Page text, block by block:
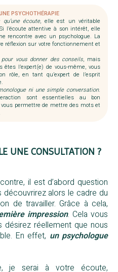
PSYCHOTHÉRAPIE
écoute, elle est un véritable
l’écoute attentive à son intérêt, elle
rencontre avec un psychologue. La
réflexion sur votre fonctionnement et
vous donner des conseils, mais
l’expert(e) de vous-même, vous
rôle, en tant qu’expert de l’esprit
ni une simple conversation.
sont essentielles au bon
permettre de mettre des mots et
UNE CONSULTATION ?
il est d’abord question
alors le cadre du
de travailler. Grâce à cela,
impression. Cela vous
réellement que nous
En effet, un psychologue
je serai à votre écoute,